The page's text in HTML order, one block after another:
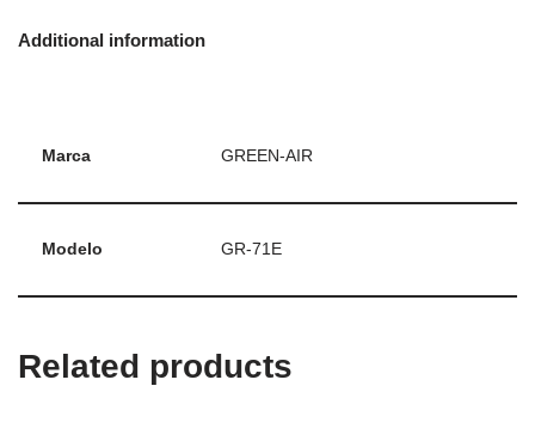
Additional information
Marca GREEN-AIR
Modelo GR-71E
Related products